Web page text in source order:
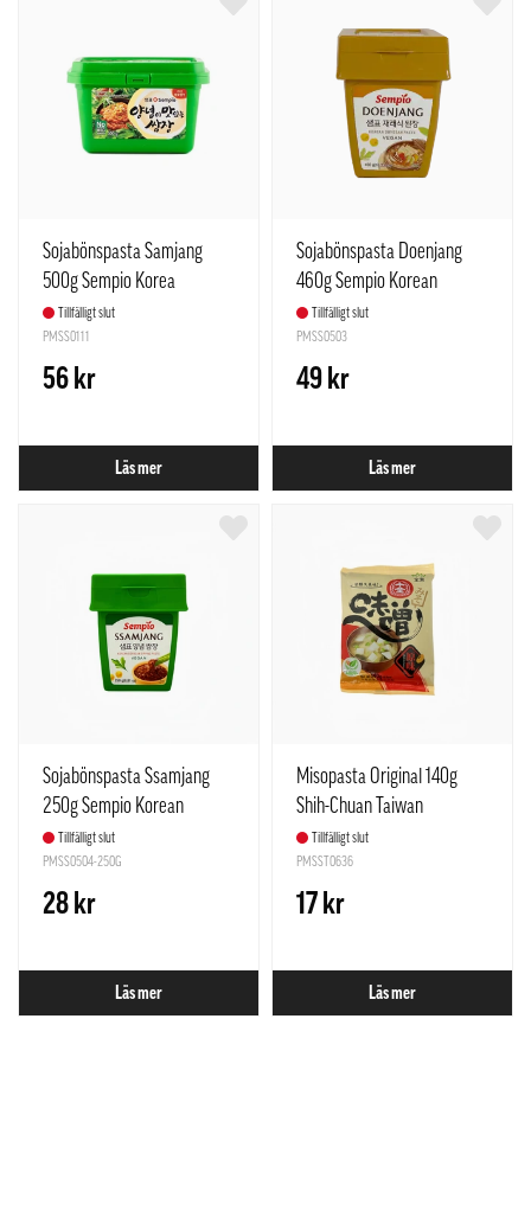
Sojabönspasta Samjang
500g Sempio Korea
Tillfälligt slut
PMSS0111
56 kr
Läs mer
Sojabönspasta Doenjang
460g Sempio Korean
Tillfälligt slut
PMSS0503
49 kr
Läs mer
Sojabönspasta Ssamjang
250g Sempio Korean
Tillfälligt slut
PMSS0504-250G
28 kr
Läs mer
Misopasta Original 140g
Shih-Chuan Taiwan
Tillfälligt slut
PMSST0636
17 kr
Läs mer